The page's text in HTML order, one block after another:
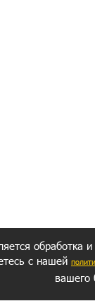
обработка
с нашей
вашего